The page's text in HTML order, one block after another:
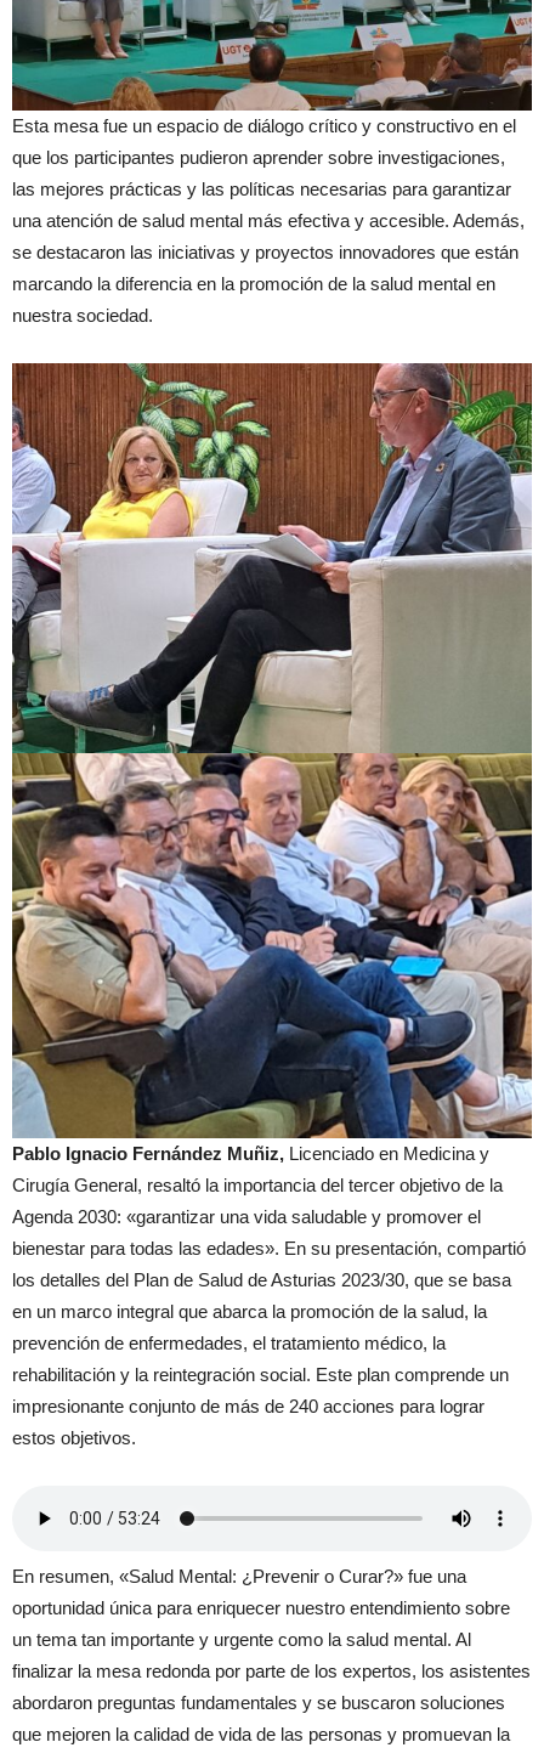
Esta mesa fue un espacio de diálogo crítico y constructivo en el
que los participantes pudieron aprender sobre investigaciones,
las mejores prácticas y las políticas necesarias para garantizar
una atención de salud mental más efectiva y accesible. Además,
se destacaron las iniciativas y proyectos innovadores que están
marcando la diferencia en la promoción de la salud mental en
nuestra sociedad.
Pablo Ignacio Fernández Muñiz, Licenciado en Medicina y
Cirugía General, resaltó la importancia del tercer objetivo de la
Agenda 2030: «garantizar una vida saludable y promover el
bienestar para todas las edades». En su presentación, compartió
los detalles del Plan de Salud de Asturias 2023/30, que se basa
en un marco integral que abarca la promoción de la salud, la
prevención de enfermedades, el tratamiento médico, la
rehabilitación y la reintegración social. Este plan comprende un
impresionante conjunto de más de 240 acciones para lograr
estos objetivos.
En resumen, «Salud Mental: ¿Prevenir o Curar?» fue una
oportunidad única para enriquecer nuestro entendimiento sobre
un tema tan importante y urgente como la salud mental. Al
finalizar la mesa redonda por parte de los expertos, los asistentes
abordaron preguntas fundamentales y se buscaron soluciones
que mejoren la calidad de vida de las personas y promuevan la